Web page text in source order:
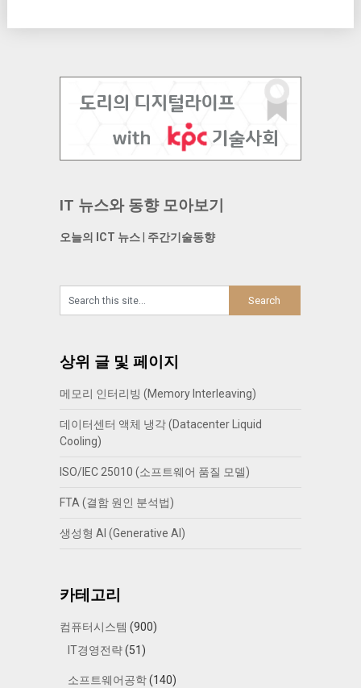
IT 뉴스와 동향 모아보기
오늘의 ICT 뉴스| 주간기술동향
상위 글 및 페이지
메모리 인터리빙 (Memory Interleaving)
데이터센터 액체 냉각 (Datacenter Liquid
Cooling)
ISO/IEC 25010 (소프트웨어 품질 모델)
FTA (결함 원인 분석법)
생성형 AI (Generative AI)
카테고리
컴퓨터시스템 (900)
IT경영전략(51)
소프트웨어공학(140)